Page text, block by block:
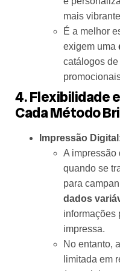
mais
É a melhor
exigem uma
catálogos
4. Flexibilidade
Cada Método
Impressão
A impressão
quando se
para
dados
informações
impressa.
No entanto,
limitada em